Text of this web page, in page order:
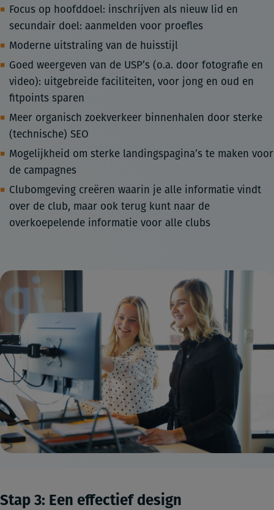
Focus op hoofddoel: inschrijven als nieuw lid en
secundair doel: aanmelden voor proefles
Moderne uitstraling van de huisstijl
Goed weergeven van de USP’s (o.a. door fotografie en
video): uitgebreide faciliteiten, voor jong en oud en
fitpoints sparen
Meer organisch zoekverkeer binnenhalen door sterke
(technische) SEO
Mogelijkheid om sterke landingspagina’s te maken voor
de campagnes
Clubomgeving creëren waarin je alle informatie vindt
over de club, maar ook terug kunt naar de
overkoepelende informatie voor alle clubs
Stap 3: Een effectief design